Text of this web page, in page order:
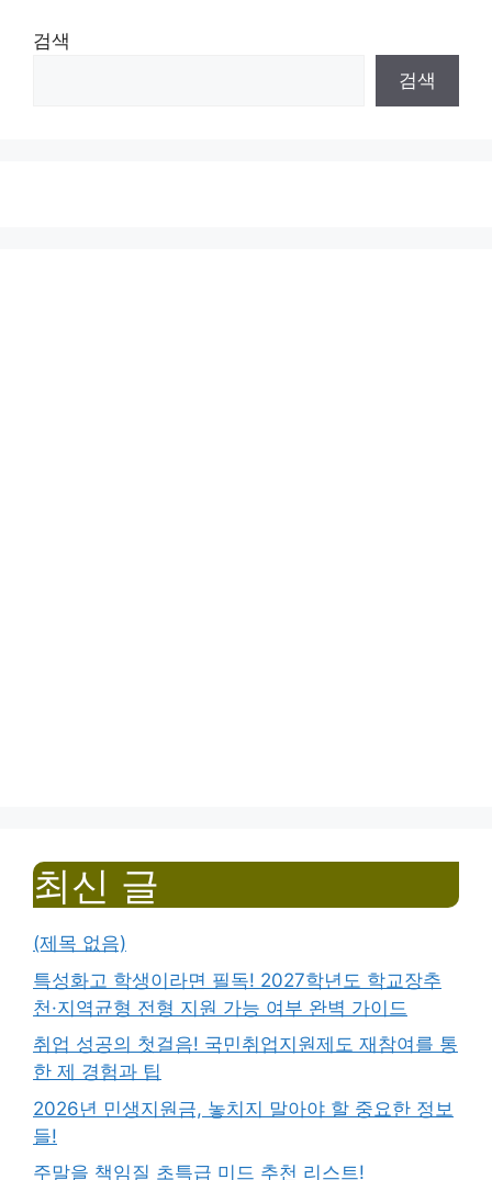
검색
검색
최신 글
(제목 없음)
특성화고 학생이라면 필독! 2027학년도 학교장추
천·지역균형 전형 지원 가능 여부 완벽 가이드
취업 성공의 첫걸음! 국민취업지원제도 재참여를 통
한 제 경험과 팁
2026년 민생지원금, 놓치지 말아야 할 중요한 정보
들!
주말을 책임질 초특급 미드 추천 리스트!